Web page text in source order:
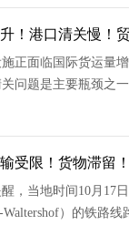
！港口清关慢！
正面临国际货运量
问题是主要瓶颈之
Cardenas）在
受限！货物滞留
，当地时间10月17
）的铁路